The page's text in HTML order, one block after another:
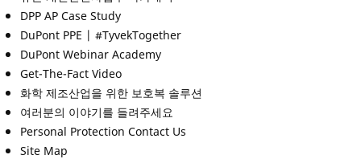
DPP AP Case Study
DuPont PPE | #TyvekTogether
DuPont Webinar Academy
Get-The-Fact Video
화학 제조산업을 위한 보호복 솔루션
여러분의 이야기를 들려주세요
Personal Protection Contact Us
Site Map